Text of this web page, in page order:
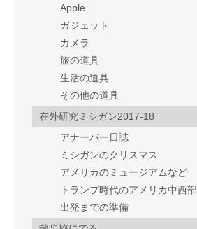
Apple
ガジェット
カメラ
旅の道具
生活の道具
その他の道具
在外研究ミシガン2017-18
アナーバー日誌
ミシガンのクリスマス
アメリカのミュージアムなど
トランプ時代のアメリカ中西部
出発までの準備